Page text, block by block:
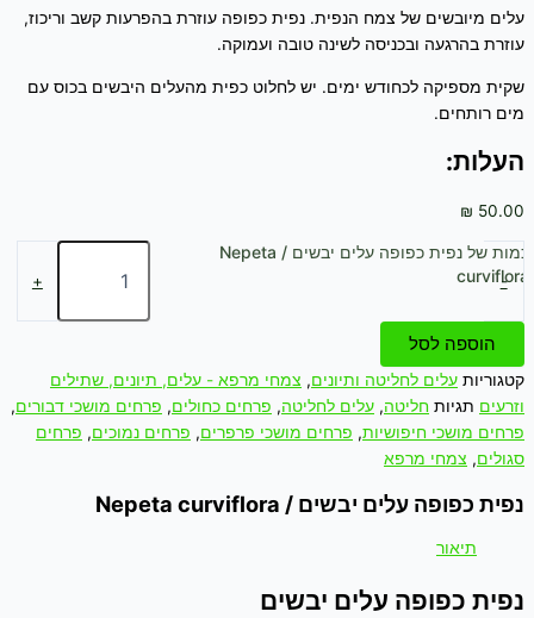
עלים מיובשים של צמח הנפית. נפית כפופה עוזרת בהפרעות קשב וריכוז,
עוזרת בהרגעה ובכניסה לשינה טובה ועמוקה.
שקית מספיקה לכחודש ימים. יש לחלוט כפית מהעלים היבשים בכוס עם
מים רותחים.
העלות:
₪ 50.00
-
כמות של נפית כפופה עלים יבשים / Nepeta
curviflora
+
הוספה לסל
קטגוריות עלים לחליטה ותיונים, צמחי מרפא - עלים, תיונים, שתילים
וזרעים תגיות חליטה, עלים לחליטה, פרחים כחולים, פרחים מושכי דבורים,
פרחים מושכי חיפושיות, פרחים מושכי פרפרים, פרחים נמוכים, פרחים
סגולים, צמחי מרפא
נפית כפופה עלים יבשים / Nepeta curviflora
תיאור
נפית כפופה עלים יבשים